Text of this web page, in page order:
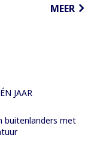
MEER
JAAR
buitenlanders met